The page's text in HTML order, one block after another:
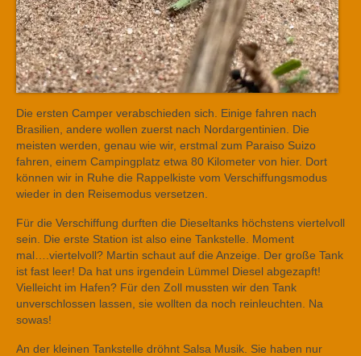
Die ersten Camper verabschieden sich. Einige fahren nach
Brasilien, andere wollen zuerst nach Nordargentinien. Die
meisten werden, genau wie wir, erstmal zum Paraiso Suizo
fahren, einem Campingplatz etwa 80 Kilometer von hier. Dort
können wir in Ruhe die Rappelkiste vom Verschiffungsmodus
wieder in den Reisemodus versetzen.
Für die Verschiffung durften die Dieseltanks höchstens viertelvoll
sein. Die erste Station ist also eine Tankstelle. Moment
mal….viertelvoll? Martin schaut auf die Anzeige. Der große Tank
ist fast leer! Da hat uns irgendein Lümmel Diesel abgezapft!
Vielleicht im Hafen? Für den Zoll mussten wir den Tank
unverschlossen lassen, sie wollten da noch reinleuchten. Na
sowas!
An der kleinen Tankstelle dröhnt Salsa Musik. Sie haben nur